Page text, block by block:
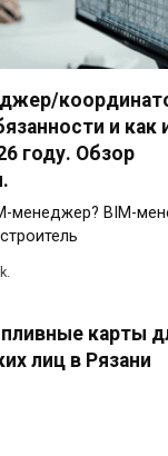
и как
году. Обзор
менеджер? BIM-
карты
лиц в Рязани